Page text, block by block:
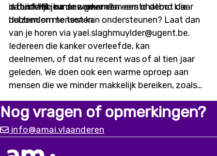
is duidelijk: na de zomer een eerste demo klaar
hebben om te testen.
informatie kunnen geven?
dat is? Wil je meewerken aan een chatbot die
duizenden mensen kan ondersteunen? Laat dan
van je horen via yael.slaghmuylder@ugent.be.
Iedereen die kanker overleefde, kan
deelnemen, of dat nu recent was of al tien jaar
geleden. We doen ook een warme oproep aan
mensen die we minder makkelijk bereiken, zoals
digitaal kwetsbaren of mensen met een
migratieachtergrond. Alleen met input vanuit
diverse ervaringen kunnen we
een chatbot bouwen die er écht is voor iedereen.
Nog vragen of opmerkingen?
info@amai.vlaanderen